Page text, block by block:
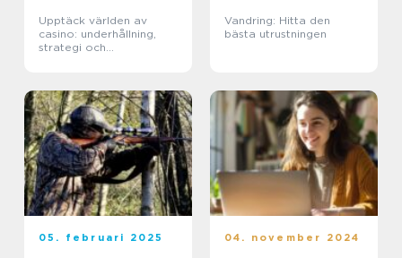
Upptäck världen av
casino: underhållning,
strategi och
Vandring: Hitta den
bästa utrustningen
05. februari 2025 04. november 2024